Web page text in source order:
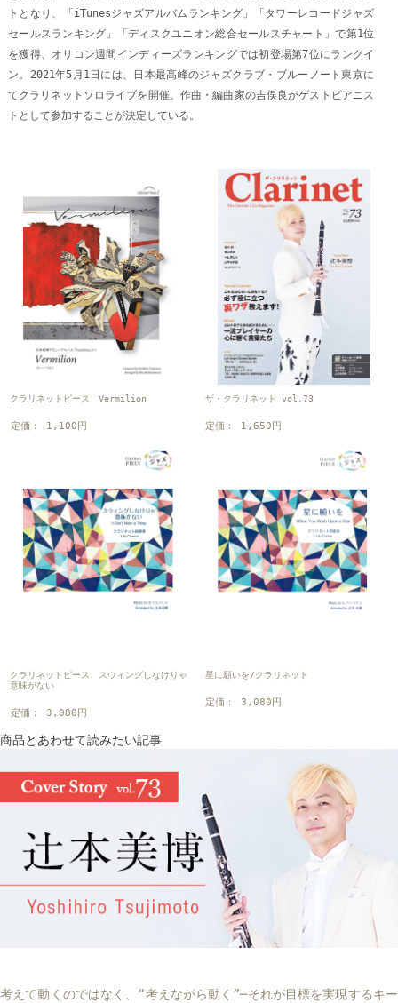
トとなり、「iTunesジャズアルバムランキング」「タワーレコードジャズ
セールスランキング」「ディスクユニオン総合セールスチャート」で第1位
を獲得、オリコン週間インディーズランキングでは初登場第7位にランクイ
ン。2021年5月1日には、日本最高峰のジャズクラブ・ブルーノート東京に
てクラリネットソロライブを開催。作曲・編曲家の吉俣良がゲストピアニス
トとして参加することが決定している。
クラリネットピース Vermilion
定価： 1,100円
ザ・クラリネット vol.73
定価： 1,650円
クラリネットピース スウィングしなけりゃ
意味がない
定価： 3,080円
星に願いを/クラリネット
定価： 3,080円
商品とあわせて読みたい記事
考えて動くのではなく、“考えながら動く”─それが目標を実現するキー